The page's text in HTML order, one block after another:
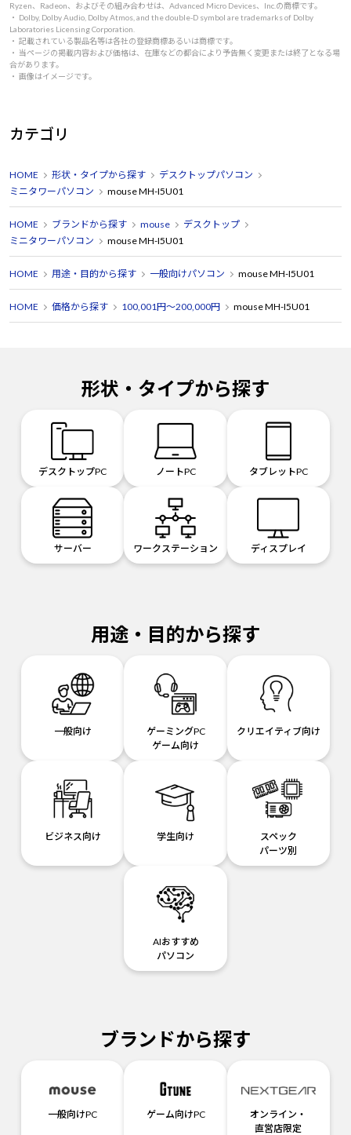
Ryzen、Radeon、およびその組み合わせは、Advanced Micro Devices、Inc.の商標です。
・ Dolby, Dolby Audio, Dolby Atmos, and the double-D symbol are trademarks of Dolby
Laboratories Licensing Corporation.
・ 記載されている製品名等は各社の登録商標あるいは商標です。
・ 当ページの掲載内容および価格は、在庫などの都合により予告無く変更または終了となる場
合があります。
・ 画像はイメージです。
カテゴリ
HOME 形状・タイプから探す
デスクトップパソコン
ミニタワーパソコン
mouse MH-I5U01
HOME ブランドから探す mouse
デスクトップ
ミニタワーパソコン
mouse MH-I5U01
HOME 用途・目的から探す 一般向けパソコン mouse MH-I5U01
HOME 価格から探す 100,001円～200,000円 mouse MH-I5U01
形状・タイプから探す
デスクトップPC ノートPC タブレットPC
サーバー ワークステーション ディスプレイ
用途・目的から探す
一般向け
ゲーミングPC
ゲーム向け
クリエイティブ向け
ビジネス向け 学生向け
スペック
パーツ別
AIおすすめ
パソコン
ブランドから探す
一般向けPC ゲーム向けPC
オンライン・
直営店限定